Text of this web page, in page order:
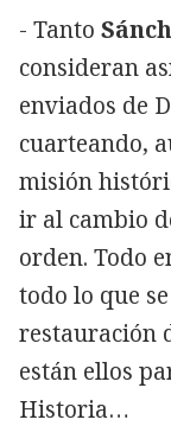
- Tanto
consideran
enviados de
cuarteando,
misión
ir al cambio
orden. Todo
todo lo que
restauración
están ellos
Historia…